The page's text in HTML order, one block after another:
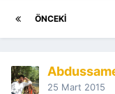
ÖNCEKI
25 Mart 2015